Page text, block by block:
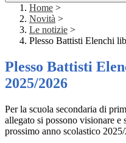
Home >
Novità >
Le notizie >
Plesso Battisti Elenchi
Plesso Battisti
2025/2026
Per la scuola secondaria di
allegato si possono visionare
prossimo anno scolastico